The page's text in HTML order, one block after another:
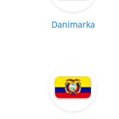
Danimarka